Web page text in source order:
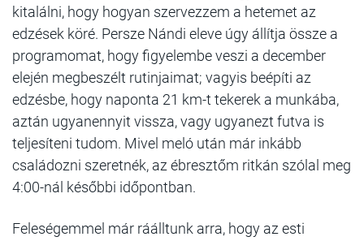
kitalálni, hogy hogyan szervezzem a hetemet az
edzések köré. Persze Nándi eleve úgy állítja össze a
programomat, hogy figyelembe veszi a december
elején megbeszélt rutinjaimat; vagyis beépíti az
edzésbe, hogy naponta 21 km-t tekerek a munkába,
aztán ugyanennyit vissza, vagy ugyanezt futva is
teljesíteni tudom. Mivel meló után már inkább
családozni szeretnék, az ébresztőm ritkán szólal meg
4:00-nál későbbi időpontban.
Feleségemmel már ráálltunk arra, hogy az esti